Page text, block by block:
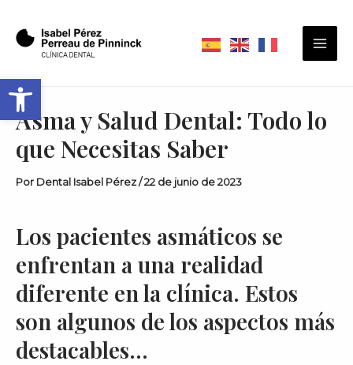
Abrir barra de herramientas
contenido
Asma y Salud Dental: Todo lo
que Necesitas Saber
Por Dental Isabel Pérez/22 de junio de 2023
Los pacientes asmáticos se
enfrentan a una realidad
diferente en la clínica. Estos
son algunos de los aspectos más
destacables…
de
entradas